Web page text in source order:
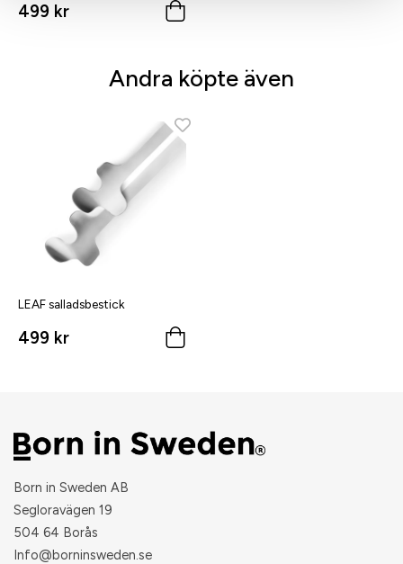
499 kr
Andra köpte även
LEAF salladsbestick
499 kr
Born in Sweden AB
Segloravägen 19
504 64 Borås
​Info@borninsweden.se